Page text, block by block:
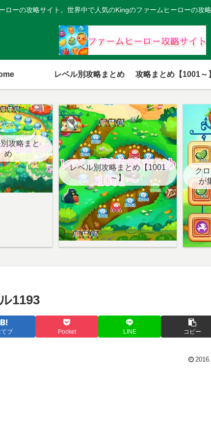
ローの攻略サイト。世界中で人気のKingのファームヒーローの攻
レベル別攻略まとめ 攻略まとめ【1001～
攻略まと
め
レベル別攻略まとめ【1001
～】
ク
が
1193
ブ Pocket LINE コピー